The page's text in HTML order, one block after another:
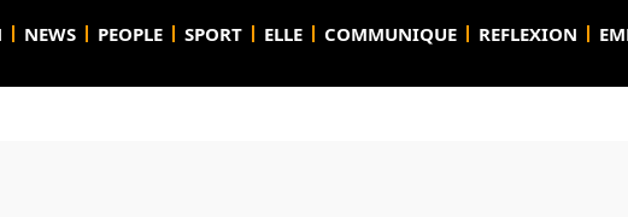
NEWS PEOPLE SPORT ELLE COMMUNIQUE REFLEXION